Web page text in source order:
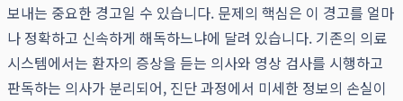
보내는 중요한 경고일 수 있습니다. 문제의 핵심은 이 경고를 얼마
나 정확하고 신속하게 해독하느냐에 달려 있습니다. 기존의 의료
시스템에서는 환자의 증상을 듣는 의사와 영상 검사를 시행하고
판독하는 의사가 분리되어, 진단 과정에서 미세한 정보의 손실이